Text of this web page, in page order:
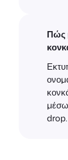
Πώς
μέσω
drop.